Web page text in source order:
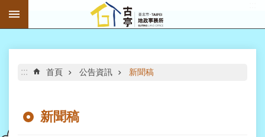
跳到主要內容區塊
階
尋::: 首頁 公告資訊 新聞稿
新聞稿